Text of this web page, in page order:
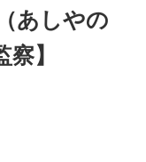
あしやの
】